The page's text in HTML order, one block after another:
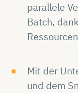
parallele
Batch,
Mit der
und dem